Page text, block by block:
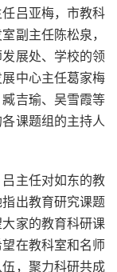
吕亚梅，市教科
副主任陈松泉，
展处、学校的领
中心主任葛家梅
吉瑜、吴雪霞等
课题组的主持人
主任对如东的教
出教育研究课题
家的教育科研课
在教科室和名师
，聚力科研共成